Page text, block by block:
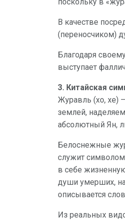
В качестве
(переносчиком)
Благодаря
выступает
3. Китайская
Журавль (хо, хе)
землей,
абсолютный Ян,
Белоснежные
служит символом
в себе
души умерших,
описывается
Из реальных